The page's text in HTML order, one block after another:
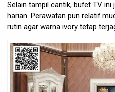
Selain tampil cantik, bufet TV ini
harian. Perawatan pun relatif
rutin agar warna ivory tetap